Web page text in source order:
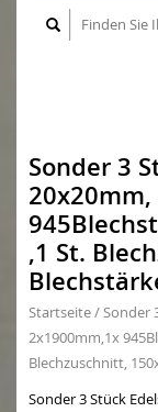
Sonder 3
,1 St.
Startseite/Sonder
2x1900mm,1x
Blechzuschnitt,
Sonder 3 Stück